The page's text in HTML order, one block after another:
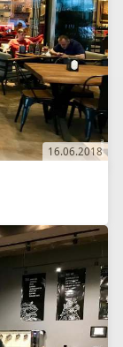
16.06.2018